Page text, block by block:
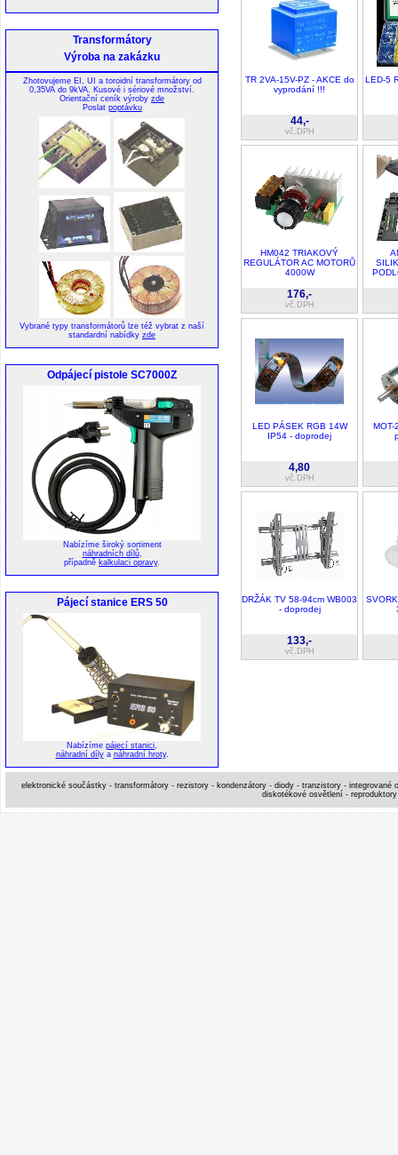
Transformátory
Výroba na zakázku
Zhotovujeme EI, UI a toroidní transformátory od
0,35VA do 9kVA. Kusové i sériové množství.
Orientační ceník výroby zde
Poslat poptávku
Vybrané typy transformátorů lze též vybrat z naší
standardní nabídky zde
Odpájecí pistole SC7000Z
Nabízíme široký sortiment
náhradních dílů,
případně kalkulaci opravy.
Pájecí stanice ERS 50
Nabízíme pájecí stanici,
náhradní dílya náhradní hroty.
TR 2VA-15V-PZ - AKCE do
vyprodání !!!
44,-
vč.DPH
LED-5
HM042 TRIAKOVÝ
REGULÁTOR AC MOTORŮ
4000W
176,-
vč.DPH
LED PÁSEK RGB 14W
IP54 - doprodej
4,80
vč.DPH
MOT-
DRŽÁK TV 58-94cm WB003
- doprodej
133,-
vč.DPH
elektronické součástky - transformátory - rezistory - kondenzátory - diody - tranzistory -
diskotékové osvětlení -